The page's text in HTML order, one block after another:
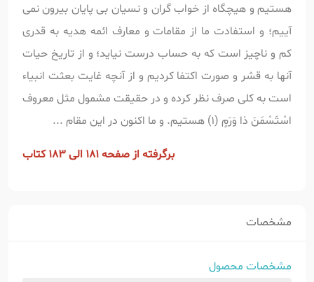
هستیم و هیچگاه از خواب گران و نسیان بی پایان بیرون نمی
آییم؛ و استفادت ما از مقامات و معارف ائمه هدیه به قدری
کم و ناچیز است که به حساب درست نیاید؛ و از تاریخ حیات
آنها به قشر و صورت اکتفا کردیم و از آنچه غایت بعثت انبیاء
است به کلی صرف نظر کرده و در حقیقت مشمول مثل معروف
اسْتَسْمَنَ ذا وَرَمٍ (1) هستیم. و ما اکنون در این مقام ...
برگرفته از صفحه 181 الی 183 کتاب
مشخصات
مشخصات محصول